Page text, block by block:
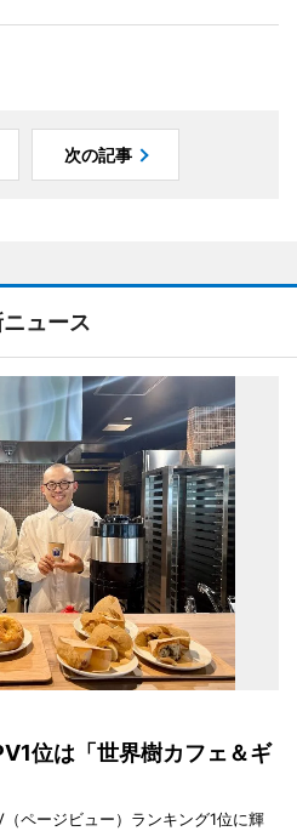
次の記事
ュース
位は「世界樹カフェ＆ギ
ページビュー）ランキング1位に輝